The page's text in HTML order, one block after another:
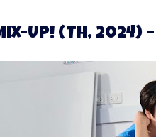
UP! (TH, 2024) –